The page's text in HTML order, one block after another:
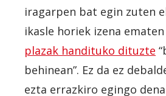
iragarpen bat egin zuten
ikasle horiek izena
plazak handituko dituzte
behinean”. Ez da ez
ezta errazkiro egingo